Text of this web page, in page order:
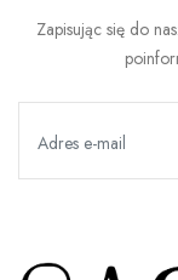
POLSKI
Zapisując się do